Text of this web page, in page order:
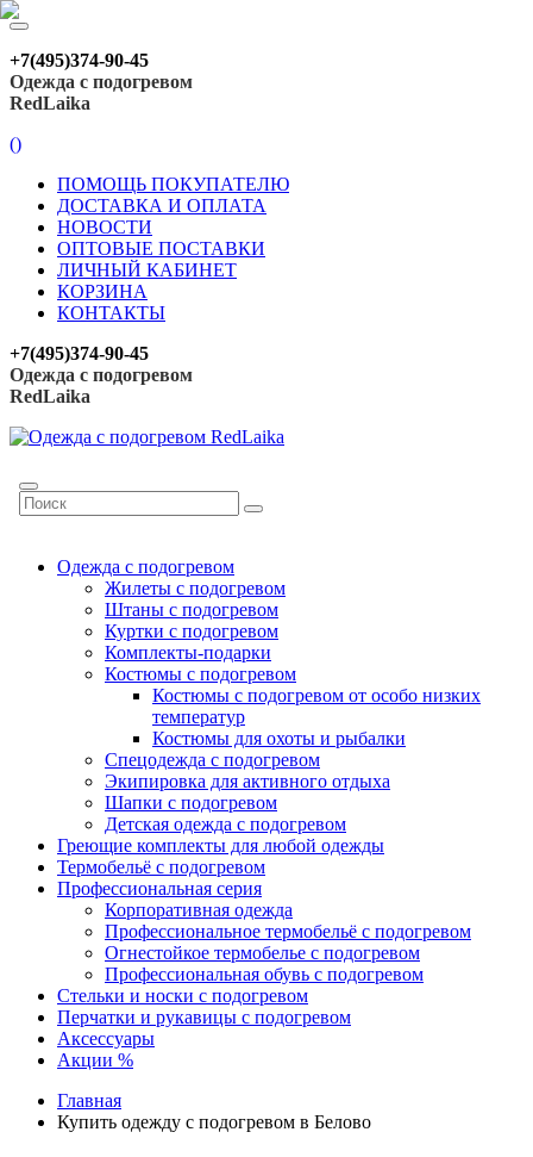
+7(495)374-90-45
Одежда с подогревом
RedLaika
()
ПОМОЩЬ ПОКУПАТЕЛЮ
ДОСТАВКА И ОПЛАТА
НОВОСТИ
ОПТОВЫЕ ПОСТАВКИ
ЛИЧНЫЙ КАБИНЕТ
КОРЗИНА
КОНТАКТЫ
+7(495)374-90-45
Одежда с подогревом
RedLaika
Одежда с подогревом
Жилеты с подогревом
Штаны с подогревом
Куртки с подогревом
Комплекты-подарки
Костюмы с подогревом
Костюмы с подогревом от особо низких
температур
Костюмы для охоты и рыбалки
Спецодежда с подогревом
Экипировка для активного отдыха
Шапки с подогревом
Детская одежда с подогревом
Греющие комплекты для любой одежды
Термобельё с подогревом
Профессиональная серия
Корпоративная одежда
Профессиональное термобельё с подогревом
Огнестойкое термобелье с подогревом
Профессиональная обувь с подогревом
Стельки и носки с подогревом
Перчатки и рукавицы с подогревом
Аксессуары
Акции %
Главная
Купить одежду с подогревом в Белово